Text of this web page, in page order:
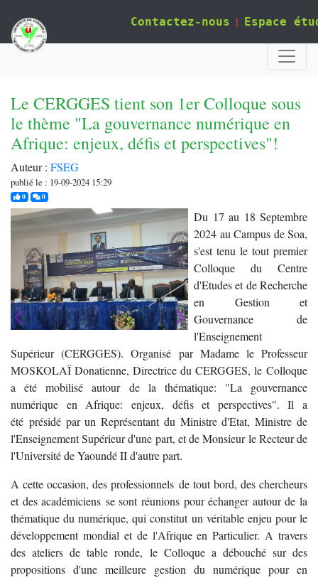
Contactez-nous | Espace
Le CERGGES tient son 1er Colloque sous
le thème "La gouvernance numérique en
Afrique: enjeux, défis et perspectives"!
Auteur : FSEG
publié le : 19-09-2024 15:29
0j'aime0commentaires
Du 17 au 18 Septembre
2024 au Campus de Soa,
s'est tenu le tout premier
Colloque du Centre
d'Etudes et de Recherche
en Gestion et
Gouvernance de
l'Enseignement
Supérieur (CERGGES). Organisé par Madame le Professeur
MOSKOLAÏ Donatienne, Directrice du CERGGES, le Colloque
a été mobilisé autour de la thématique: "La gouvernance
numérique en Afrique: enjeux, défis et perspectives". Il a
été présidé par un Représentant du Ministre d'Etat, Ministre de
l'Enseignement Supérieur d'une part, et de Monsieur le Recteur de
l'Université de Yaoundé II d'autre part.
A cette occasion, des professionnels de tout bord, des chercheurs
et des académiciens se sont réunions pour échanger autour de la
thématique du numérique, qui constitut un véritable enjeu pour le
développement mondial et de l'Afrique en Particulier. A travers
des ateliers de table ronde, le Colloque a débouché sur des
propositions d'une meilleure gestion du numérique pour en